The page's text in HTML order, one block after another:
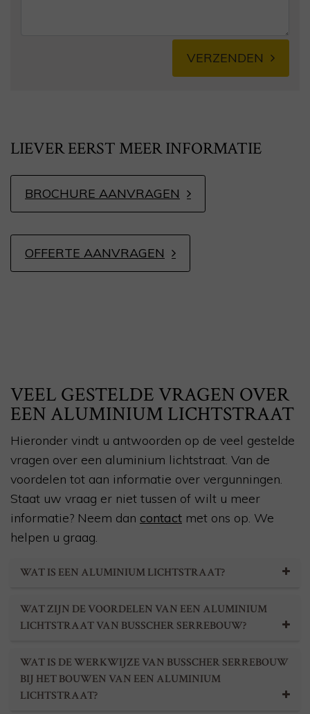
VERZENDEN
LIEVER EERST MEER INFORMATIE
BROCHURE AANVRAGEN
OFFERTE AANVRAGEN
VEEL GESTELDE VRAGEN OVER
EEN ALUMINIUM LICHTSTRAAT
Hieronder vindt u antwoorden op de veel gestelde
vragen over een aluminium lichtstraat. Van de
voordelen tot aan informatie over vergunningen.
Staat uw vraag er niet tussen of wilt u meer
informatie? Neem dan contact met ons op. We
helpen u graag.
WAT IS EEN ALUMINIUM LICHTSTRAAT?
WAT ZIJN DE VOORDELEN VAN EEN ALUMINIUM
LICHTSTRAAT VAN BUSSCHER SERREBOUW?
WAT IS DE WERKWIJZE VAN BUSSCHER SERREBOUW
BIJ HET BOUWEN VAN EEN ALUMINIUM
LICHTSTRAAT?